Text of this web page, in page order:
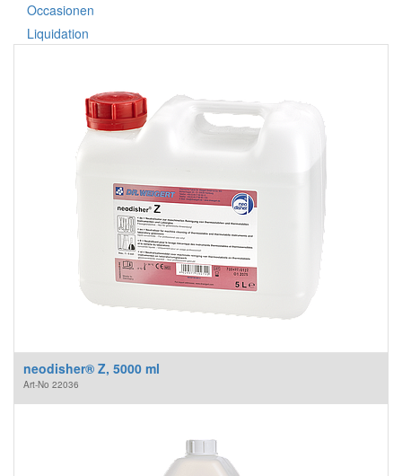
Occasionen
Liquidation
neodisher® Z, 5000 ml
Art-No 22036